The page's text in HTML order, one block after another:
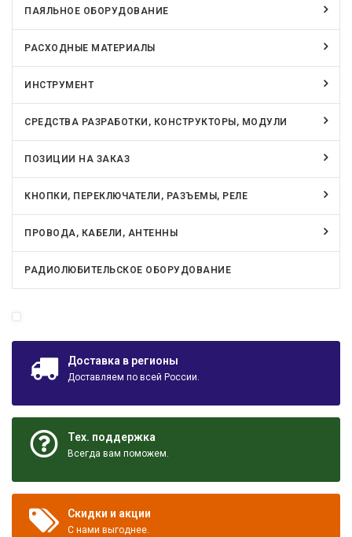
ПАЯЛЬНОЕ ОБОРУДОВАНИЕ
РАСХОДНЫЕ МАТЕРИАЛЫ
ИНСТРУМЕНТ
СРЕДСТВА РАЗРАБОТКИ, КОНСТРУКТОРЫ, МОДУЛИ
ПОЗИЦИИ НА ЗАКАЗ
КНОПКИ, ПЕРЕКЛЮЧАТЕЛИ, РАЗЪЕМЫ, РЕЛЕ
ПРОВОДА, КАБЕЛИ, АНТЕННЫ
РАДИОЛЮБИТЕЛЬСКОЕ ОБОРУДОВАНИЕ
Доставка в регионы
Доставляем по всей России.
Тех. поддержка
Всегда вам поможем.
Скидки и акции
С нами выгоднее.